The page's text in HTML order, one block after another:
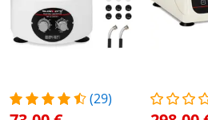
(29)